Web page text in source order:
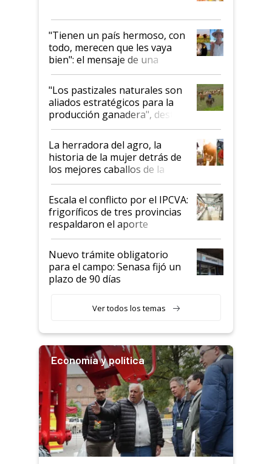
"Tienen un país hermoso, con
todo, merecen que les vaya
bien": el mensaje de una
ganadera uruguaya sobre las
oportunidades que se abren
para el agro en Argentina, con
foco en la carne
"Los pastizales naturales son
aliados estratégicos para la
producción ganadera", destaca
la iniciativa que ya reúne a 46
establecimientos en Argentina
La herradora del agro, la
historia de la mujer detrás de
los mejores caballos de la
Argentina y los mitos que
todavía hacen sufrir a estos
animales: "Mientras me
descalificaban, yo seguí
haciendo currículum"
Escala el conflicto por el IPCVA:
frigoríficos de tres provincias
respaldaron el aporte
obligatorio
Nuevo trámite obligatorio
para el campo: Senasa fijó un
plazo de 90 días
Ver todos los temas
Economía y política